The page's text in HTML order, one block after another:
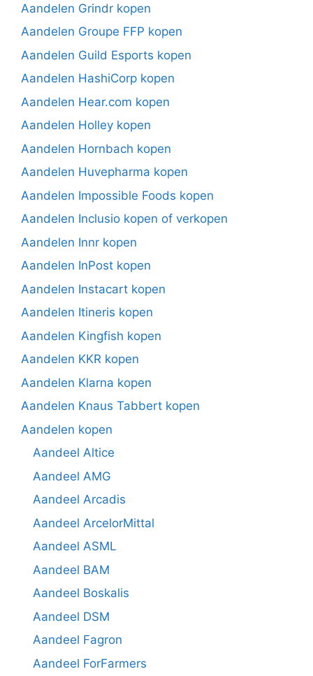
Aandelen Grindr kopen
Aandelen Groupe FFP kopen
Aandelen Guild Esports kopen
Aandelen HashiCorp kopen
Aandelen Hear.com kopen
Aandelen Holley kopen
Aandelen Hornbach kopen
Aandelen Huvepharma kopen
Aandelen Impossible Foods kopen
Aandelen Inclusio kopen of verkopen
Aandelen Innr kopen
Aandelen InPost kopen
Aandelen Instacart kopen
Aandelen Itineris kopen
Aandelen Kingfish kopen
Aandelen KKR kopen
Aandelen Klarna kopen
Aandelen Knaus Tabbert kopen
Aandelen kopen
Aandeel Altice
Aandeel AMG
Aandeel Arcadis
Aandeel ArcelorMittal
Aandeel ASML
Aandeel BAM
Aandeel Boskalis
Aandeel DSM
Aandeel Fagron
Aandeel ForFarmers